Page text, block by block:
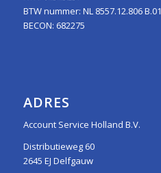
BTW nummer: NL 8557.12.806 B.01
BECON: 682275
ADRES
Account Service Holland B.V.
Distributieweg 60
2645 EJ Delfgauw